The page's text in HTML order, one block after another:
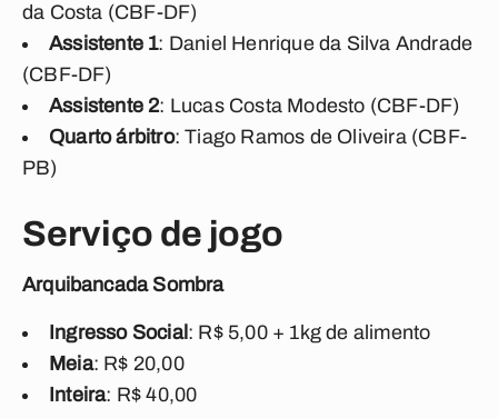
da Costa (CBF-DF)
Assistente 1: Daniel Henrique da Silva Andrade
(CBF-DF)
Assistente 2: Lucas Costa Modesto (CBF-DF)
Quarto árbitro: Tiago Ramos de Oliveira (CBF-
PB)
Serviço de jogo
Arquibancada Sombra
Ingresso Social : R$ 5,00 + 1kg de alimento
Meia: R$ 20,00
Inteira: R$ 40,00